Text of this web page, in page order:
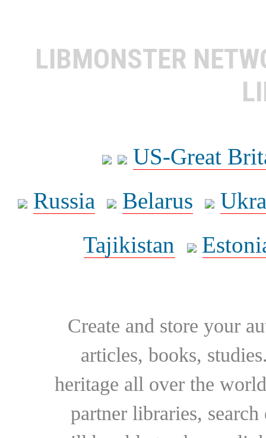
LIBMONSTER
US-Great
Russia
Belarus
Tajikistan
Create and store your
articles, books,
heritage all over the
partner libraries,